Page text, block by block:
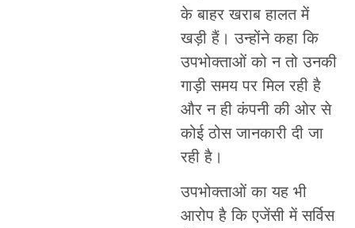
के बाहर खराब हालत में
खड़ी हैं। उन्होंने कहा कि
उपभोक्ताओं को न तो उनकी
गाड़ी समय पर मिल रही है
और न ही कंपनी की ओर से
कोई ठोस जानकारी दी जा
रही है।
उपभोक्ताओं का यह भी
आरोप है कि एजेंसी में सर्विस